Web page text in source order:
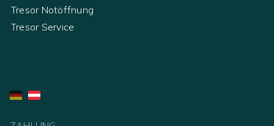
Tresor Notöffnung
Tresor Service